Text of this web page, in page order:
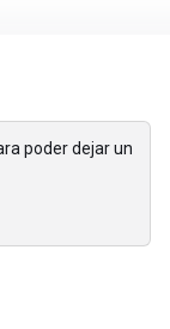
poder dejar un